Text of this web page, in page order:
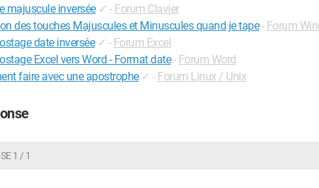
majuscule inversée ✓ - Forum Clavier
des touches Majuscules et Minuscules quand je tape - Forum
date inversée ✓ - Forum Excel
Excel vers Word - Format date - Forum Word
faire avec une apostrophe ✓ - Forum Linux / Unix
1 / 1